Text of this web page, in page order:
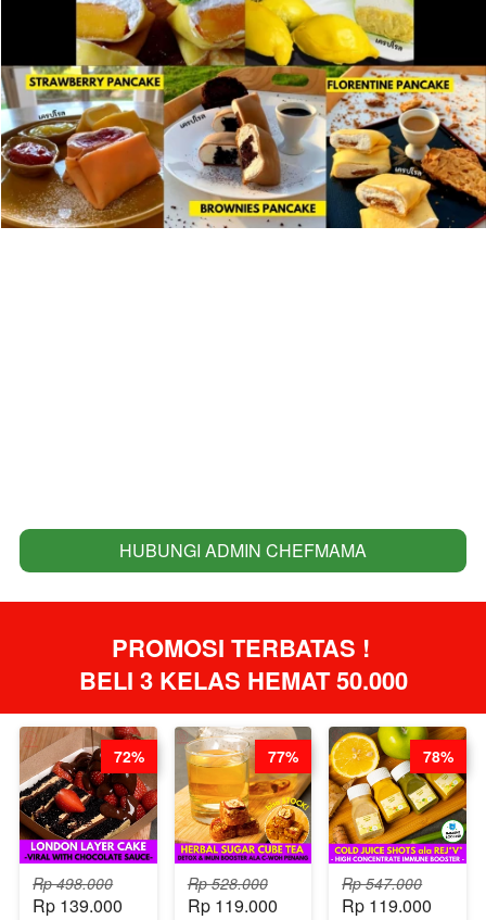
`HUBUNGI ADMIN CHEFMAMA
PROMOSI TERBATAS !
BELI 3 KELAS HEMAT 50.000
Rp 498.000
Rp 139.000
72%
Rp 528.000
Rp 119.000
77%
Rp 547.000
Rp 119.000
78%